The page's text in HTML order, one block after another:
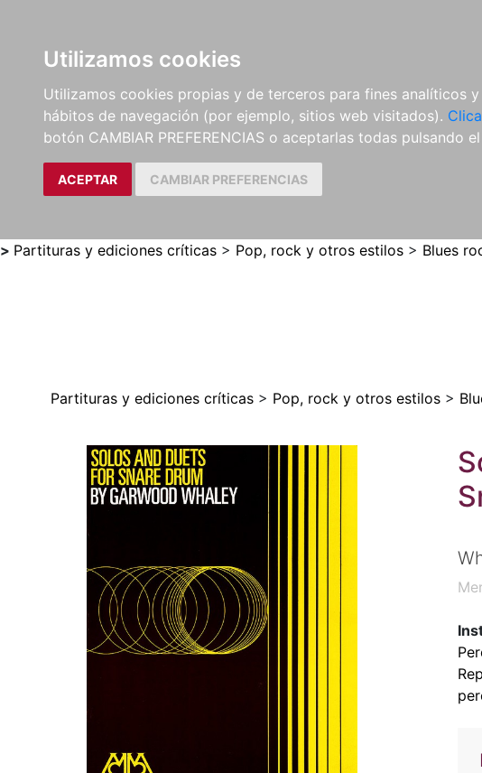
Utilizamos cookies
Utilizamos cookies propias y de terceros para fines analíticos
hábitos de navegación (por ejemplo, sitios web visitados).
botón CAMBIAR PREFERENCIAS o aceptarlas todas pulsando
ACEPTAR CAMBIAR PREFERENCIAS
LIBROS
MÉTODOS Y
EJERCICIOS
PARTITURAS Y EDICIONES
CRÍTICAS
> Partituras y ediciones críticas > Pop, rock y otros estilos > Blues
Partituras y ediciones críticas > Pop, rock y otros estilos >